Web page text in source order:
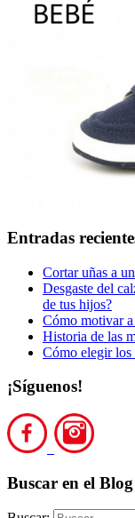
Entradas
Cortar uñas a
Desgaste del
de tus hijos?
Cómo motivar
Historia de las
Cómo elegir los
¡Síguenos!
Buscar en el